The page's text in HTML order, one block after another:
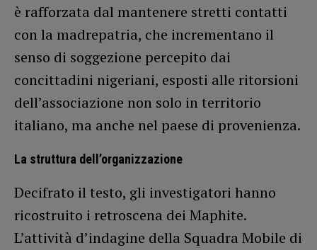
è rafforzata dal mantenere stretti contatti
con la madrepatria, che incrementano il
senso di soggezione percepito dai
concittadini nigeriani, esposti alle ritorsioni
dell’associazione non solo in territorio
italiano, ma anche nel paese di provenienza.
La struttura dell’organizzazione
Decifrato il testo, gli investigatori hanno
ricostruito i retroscena dei Maphite.
L’attività d’indagine della Squadra Mobile di